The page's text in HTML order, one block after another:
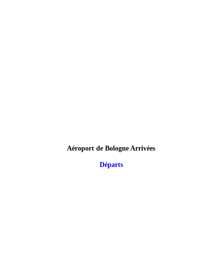
Aéroport de Bologne Arrivées
Départs